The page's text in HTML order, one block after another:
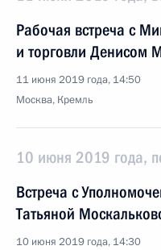
Рабочая встреча с
и торговли Денисом
11 июня 2019 года, 14:50
Москва, Кремль
10 июня 2019 года,
Встреча с
Татьяной
10 июня 2019 года, 14:30